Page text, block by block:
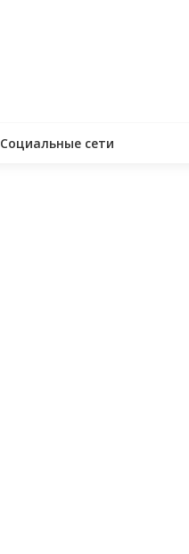
Социальные сети